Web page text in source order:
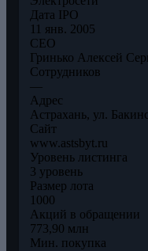
Дата IPO
11 янв. 2005
CEO
Гринько Алексей
Сотрудников
—
Адрес
Астрахань, ул.
Сайт
www.astsbyt.ru
Уровень листинга
3 уровень
Размер лота
1000
Акций в обращении
773,90 млн
Мин. покупка